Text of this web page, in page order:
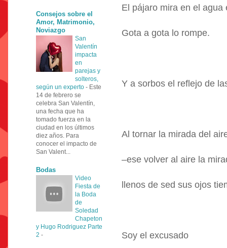
El pájaro mira en el agua
Gota a gota lo rompe.
Y a sorbos el reflejo de
Al tornar la mirada del
–ese volver al aire la
llenos de sed sus ojos
Soy el excusado
Consejos sobre el
Amor, Matrimonio,
Noviazgo
San
Valentín
impacta
en
parejas y
solteros,
según un experto - Este
14 de febrero se
celebra San Valentín,
una fecha que ha
tomado fuerza en la
ciudad en los últimos
diez años. Para
conocer el impacto de
San Valent...
Bodas
Video
Fiesta de
la Boda
de
Soledad
Chapeton
y Hugo Rodriguez Parte
2 -